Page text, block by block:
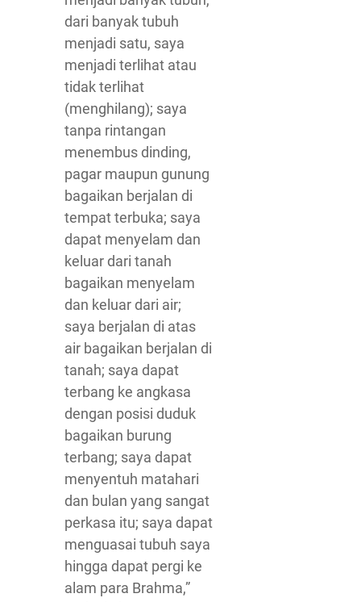
dari banyak tubuh
menjadi satu, saya
menjadi terlihat atau
tidak terlihat
(menghilang); saya
tanpa rintangan
menembus dinding,
pagar maupun gunung
bagaikan berjalan di
tempat terbuka; saya
dapat menyelam dan
keluar dari tanah
bagaikan menyelam
dan keluar dari air;
saya berjalan di atas
air bagaikan berjalan di
tanah; saya dapat
terbang ke angkasa
dengan posisi duduk
bagaikan burung
terbang; saya dapat
menyentuh matahari
dan bulan yang sangat
perkasa itu; saya dapat
menguasai tubuh saya
hingga dapat pergi ke
alam para Brahma,”